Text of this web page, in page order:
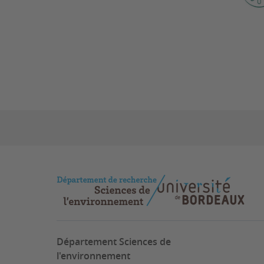
Département Sciences de
l'environnement